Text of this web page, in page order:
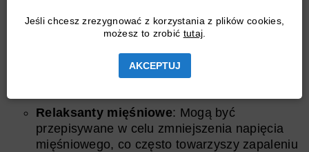
Jeśli chcesz zrezygnować z korzystania z plików cookies,
możesz to zrobić tutaj
AKCEPTUJ
zapalnego i łagodzenia bólu.
: W zależności od
intensywności bólu mogą być zalecane leki
przeciwbólowe, od prostych analgetyków po
Relaksanty mięśniowe: Mogą być
przepisywane w celu zmniejszenia napięcia
mięśniowego, co często towarzyszy zapaleniu